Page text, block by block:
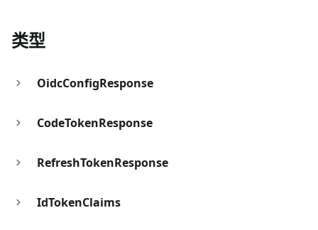
类型
OidcConfigResponse
CodeTokenResponse
RefreshTokenResponse
IdTokenClaims